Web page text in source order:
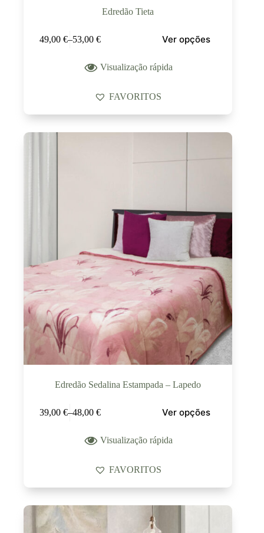
Edredão Tieta
49,00 €–53,00 € Ver opções
Visualização rápida
FAVORITOS
Edredão Sedalina Estampada – Lapedo
39,00 €–48,00 € Ver opções
Visualização rápida
FAVORITOS